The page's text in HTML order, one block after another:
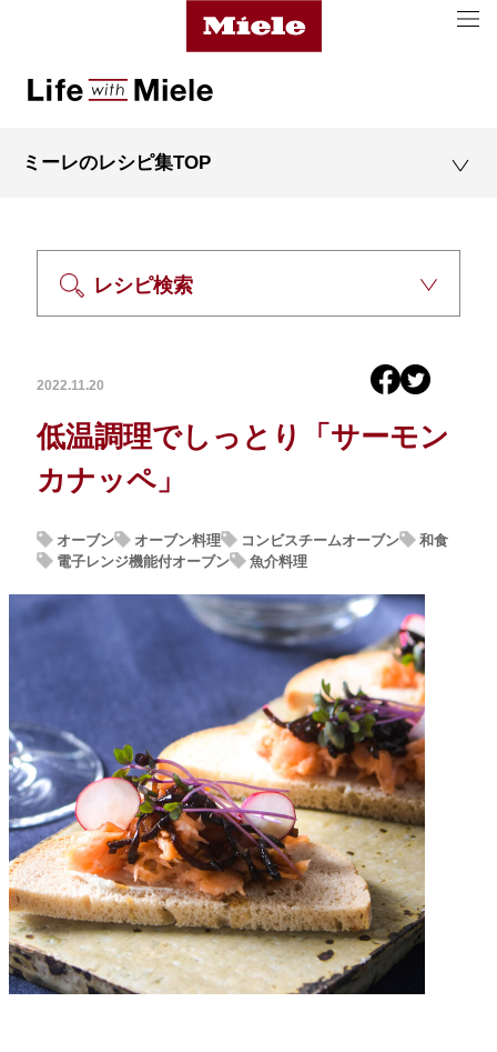
ミーレのレシピ集TOP
レシピ検索
2022.11.20
低温調理でしっとり「サーモン
カナッペ」
オーブン オーブン料理 コンビスチームオーブン
和食
電子レンジ機能付オーブン
魚介料理